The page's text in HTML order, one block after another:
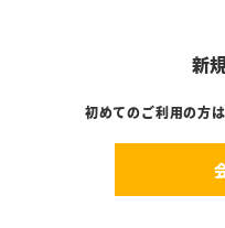
新
初めてのご利用の方